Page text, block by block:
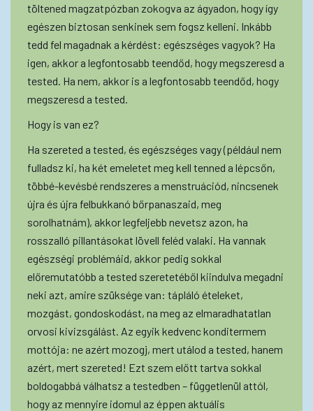
töltened magzatpózban zokogva az ágyadon, hogy így
egészen biztosan senkinek sem fogsz kelleni. Inkább
tedd fel magadnak a kérdést: egészséges vagyok? Ha
igen, akkor a legfontosabb teendőd, hogy megszeresd a
tested. Ha nem, akkor is a legfontosabb teendőd, hogy
megszeresd a tested.
Hogy is van ez?
Ha szereted a tested, és egészséges vagy (például nem
fulladsz ki, ha két emeletet meg kell tenned a lépcsőn,
többé-kevésbé rendszeres a menstruációd, nincsenek
újra és újra felbukkanó bőrpanaszaid, meg
sorolhatnám), akkor legfeljebb nevetsz azon, ha
rosszalló pillantásokat lövell feléd valaki. Ha vannak
egészségi problémáid, akkor pedig sokkal
előremutatóbb a tested szeretetéből kiindulva megadni
neki azt, amire szüksége van: tápláló ételeket,
mozgást, gondoskodást, na meg az elmaradhatatlan
orvosi kivizsgálást. Az egyik kedvenc konditermem
mottója: ne azért mozogj, mert utálod a tested, hanem
azért, mert szereted! Ezt szem előtt tartva sokkal
boldogabbá válhatsz a testedben – függetlenül attól,
hogy az mennyire idomul az éppen aktuális